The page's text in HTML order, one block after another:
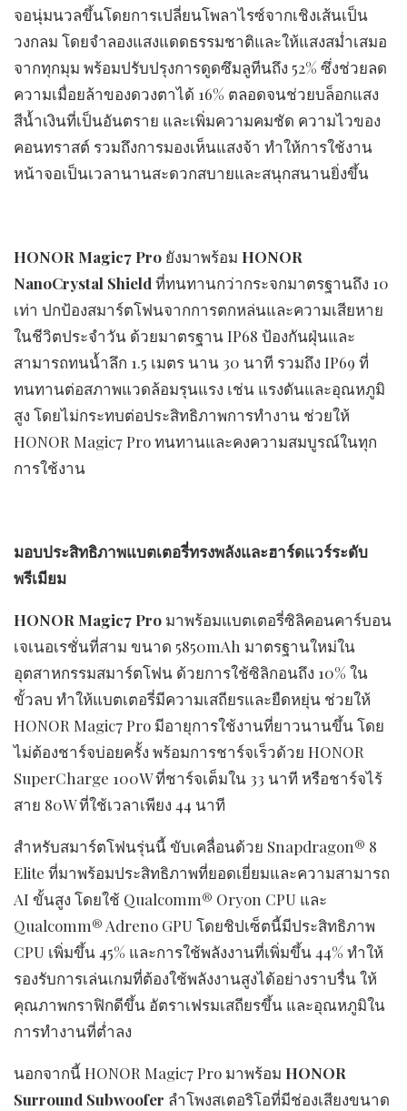
จอนุ่มนวลขึ้นโดยการเปลี่ยนโพลาไรซ์จากเชิงเส้นเป็น
วงกลม โดยจำลองแสงแดดธรรมชาติและให้แสงสม่ำเสมอ
จากทุกมุม พร้อมปรับปรุงการดูดซึมลูทีนถึง 52% ซึ่งช่วยลด
ความเมื่อยล้าของดวงตาได้ 16% ตลอดจนช่วยบล็อกแสง
สีน้ำเงินที่เป็นอันตราย และเพิ่มความคมชัด ความไวของ
คอนทราสต์ รวมถึงการมองเห็นแสงจ้า ทำให้การใช้งาน
หน้าจอเป็นเวลานานสะดวกสบายและสนุกสนานยิ่งขึ้น
HONOR Magic7 Pro ยังมาพร้อม HONOR
NanoCrystal Shieldที่ทนทานกว่ากระจกมาตรฐานถึง 10
เท่า ปกป้องสมาร์ตโฟนจากการตกหล่นและความเสียหาย
ในชีวิตประจำวัน ด้วยมาตรฐาน IP68 ป้องกันฝุ่นและ
สามารถทนน้ำลึก 1.5 เมตร นาน 30 นาที รวมถึง IP69 ที่
ทนทานต่อสภาพแวดล้อมรุนแรง เช่น แรงดันและอุณหภูมิ
สูง โดยไม่กระทบต่อประสิทธิภาพการทำงาน ช่วยให้
HONOR Magic7 Pro ทนทานและคงความสมบูรณ์ในทุก
การใช้งาน
มอบประสิทธิภาพแบตเตอรี่ทรงพลังและฮาร์ดแวร์ระดับ
พรีเมียม
HONOR Magic7 Pro มาพร้อมแบตเตอรี่ซิลิคอนคาร์บอน
เจเนอเรชั่นที่สาม ขนาด 5850mAh มาตรฐานใหม่ใน
อุตสาหกรรมสมาร์ตโฟน ด้วยการใช้ซิลิกอนถึง 10% ใน
ขั้วลบ ทำให้แบตเตอรี่มีความเสถียรและยืดหยุ่น ช่วยให้
HONOR Magic7 Pro มีอายุการใช้งานที่ยาวนานขึ้น โดย
ไม่ต้องชาร์จบ่อยครั้ง พร้อมการชาร์จเร็วด้วย HONOR
SuperCharge 100W ที่ชาร์จเต็มใน 33 นาที หรือชาร์จไร้
สาย 80W ที่ใช้เวลาเพียง 44 นาที
สำหรับสมาร์ตโฟนรุ่นนี้ ขับเคลื่อนด้วย Snapdragon® 8
Elite ที่มาพร้อมประสิทธิภาพที่ยอดเยี่ยมและความสามารถ
AI ขั้นสูง โดยใช้ Qualcomm® Oryon CPU และ
Qualcomm® Adreno GPU โดยชิปเซ็ตนี้มีประสิทธิภาพ
CPU เพิ่มขึ้น 45% และการใช้พลังงานที่เพิ่มขึ้น 44% ทำให้
รองรับการเล่นเกมที่ต้องใช้พลังงานสูงได้อย่างราบรื่น ให้
คุณภาพกราฟิกดีขึ้น อัตราเฟรมเสถียรขึ้น และอุณหภูมิใน
การทำงานที่ต่ำลง
นอกจากนี้ HONOR Magic7 Pro มาพร้อม HONOR
Surround Subwoofer ลำโพงสเตอริโอที่มีช่องเสียงขนาด